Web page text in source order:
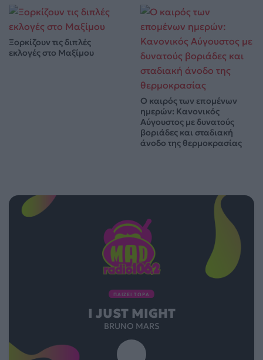
Ξορκίζουν τις διπλές
εκλογές στο Μαξίμου
Ο καιρός των επομένων
ημερών: Κανονικός
Αύγουστος με δυνατούς
βοριάδες και σταδιακή
άνοδο της θερμοκρασίας
ΠΑΙΖΕΙ ΤΩΡΑ
I JUST MIGHT
BRUNO MARS